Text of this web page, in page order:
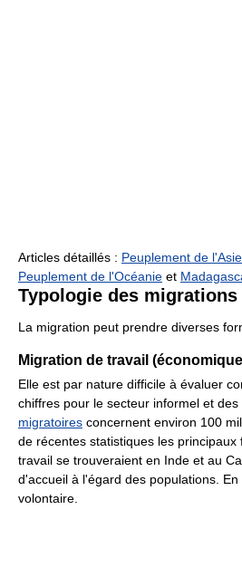
Articles détaillés : Peuplement de
Peuplement de l'Océanie et
Typologie des migrations
La migration peut prendre diverses
Migration de travail
Elle est par nature difficile à évaluer
chiffres pour le secteur informel et des
migratoires concernent environ 100
de récentes statistiques les
travail se trouveraient en Inde et au
d'accueil à l'égard des populations.
volontaire.